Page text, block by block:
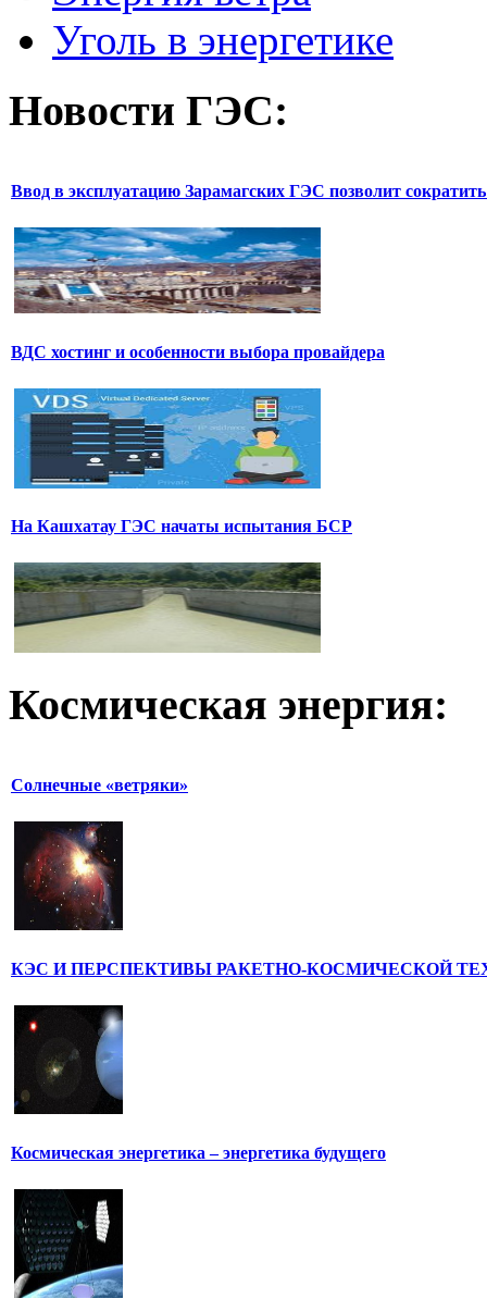
Уголь в энергетике
Новости ГЭС:
Ввод в эксплуатацию Зарамагских ГЭС позволит
ВДС хостинг и особенности выбора провайдера
На Кашхатау ГЭС начаты испытания БСР
Космическая энергия:
Солнечные «ветряки»
КЭС И ПЕРСПЕКТИВЫ РАКЕТНО-КОСМИЧЕСКОЙ
Космическая энергетика – энергетика будущего